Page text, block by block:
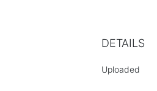
DETAILS
Uploaded